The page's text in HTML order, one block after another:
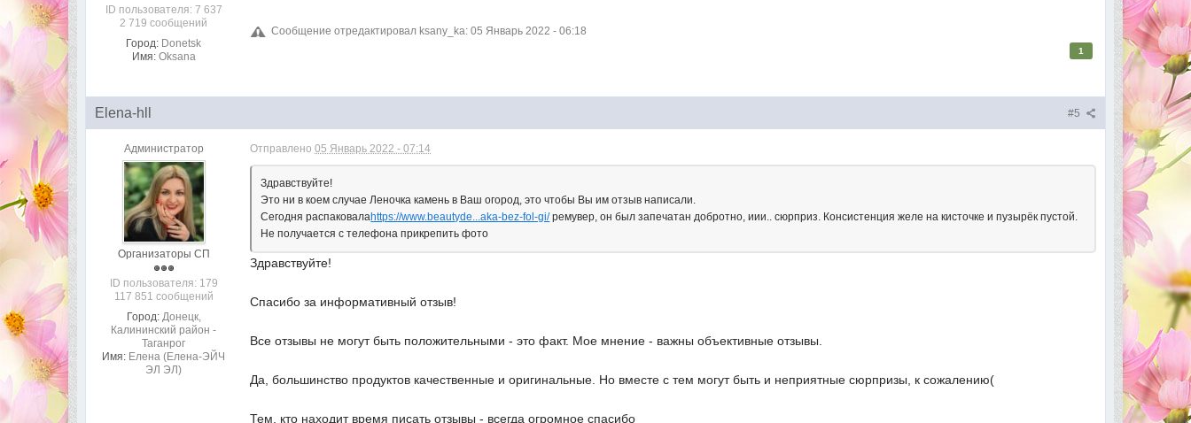
ID пользователя: 7 637
2 719 сообщений
Город: Donetsk
Имя: Oksana
Сообщение отредактировал ksany_ka: 05 Январь 2022 - 06:18
1
#5
Elena-hll
Администратор
Организаторы СП
ID пользователя: 179
117 851 сообщений
Город: Донецк,
Калининский район -
Таганрог
Имя: Елена (Елена-ЭЙЧ
ЭЛ ЭЛ)
Отправлено05 Январь 2022 - 07:14
Здравствуйте!
Это ни в коем случае Леночка камень в Ваш огород, это чтобы Вы им отзыв написали.
Сегодня распаковалаhttps://www.beautyde...aka-bez-fol-gi/ремувер, он был запечатан добротно, иии.. сюрприз. Консистенция желе на кисточке и пузырёк пустой.
Не получается с телефона прикрепить фото
Здравствуйте!
Спасибо за информативный отзыв!
Все отзывы не могут быть положительными - это факт. Мое мнение - важны объективные отзывы.
Да, большинство продуктов качественные и оригинальные. Но вместе с тем могут быть и неприятные сюрпризы, к сожалению(
Тем, кто находит время писать отзывы - всегда огромное спасибо